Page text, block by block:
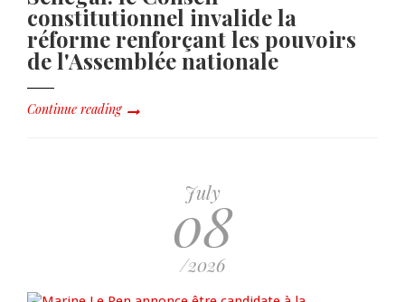
constitutionnel invalide la
réforme renforçant les pouvoirs
de l'Assemblée nationale
Continue reading
July
08
/2026